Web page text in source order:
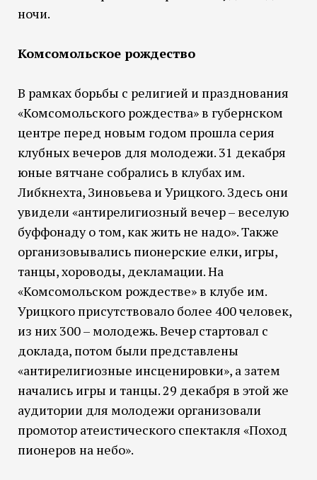
ночи.
Комсомольское рождество
В рамках борьбы с религией и празднования
«Комсомольского рождества» в губернском
центре перед новым годом прошла серия
клубных вечеров для молодежи. 31 декабря
юные вятчане собрались в клубах им.
Либкнехта, Зиновьева и Урицкого. Здесь они
увидели «антирелигиозный вечер – веселую
буффонаду о том, как жить не надо». Также
организовывались пионерские елки, игры,
танцы, хороводы, декламации. На
«Комсомольском рождестве» в клубе им.
Урицкого присутствовало более 400 человек,
из них 300 – молодежь. Вечер стартовал с
доклада, потом были представлены
«антирелигиозные инсценировки», а затем
начались игры и танцы. 29 декабря в этой же
аудитории для молодежи организовали
промотор атеистического спектакля «Поход
пионеров на небо».